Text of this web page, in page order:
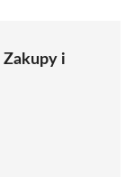
Zakupy i